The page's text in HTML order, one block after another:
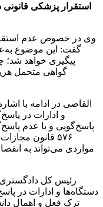
استقرار پزشکی قانونی
وی در خصوص عدم
گفت: این موضوع
پیگیری خواهد شد؛
گواهی متحمل
القاصی در ادامه با
و ادارات در
پاسخ‌گویی و یا عدم
۵۷۶ قانون
مواردی می‌تواند به
رئیس کل دادگستری
دستگاه‌ها و ادارات در
ترک فعل و اهمال